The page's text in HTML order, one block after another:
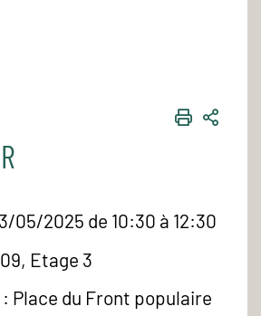
05/2025 de 10:30 à 12:30
Etage 3
Place du Front populaire